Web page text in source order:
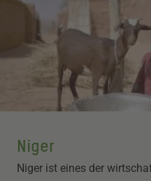
Niger
Niger ist eines der